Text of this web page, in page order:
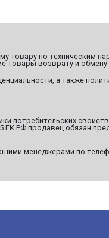
товару по техническим
товары возврату и
а также
потребительских
ГК РФ продавец обязан
менеджерами по